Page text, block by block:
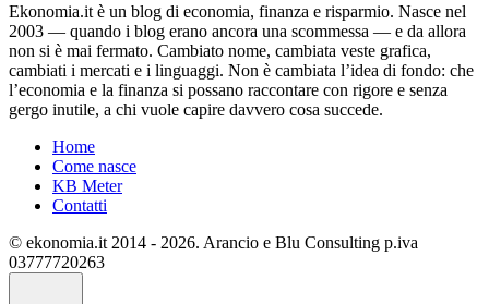
Ekonomia.it è un blog di economia, finanza e risparmio. Nasce nel
2003 — quando i blog erano ancora una scommessa — e da allora
non si è mai fermato. Cambiato nome, cambiata veste grafica,
cambiati i mercati e i linguaggi. Non è cambiata l’idea di fondo: che
l’economia e la finanza si possano raccontare con rigore e senza
gergo inutile, a chi vuole capire davvero cosa succede.
Home
Come nasce
KB Meter
Contatti
© ekonomia.it 2014 - 2026. Arancio e Blu Consulting p.iva
03777720263